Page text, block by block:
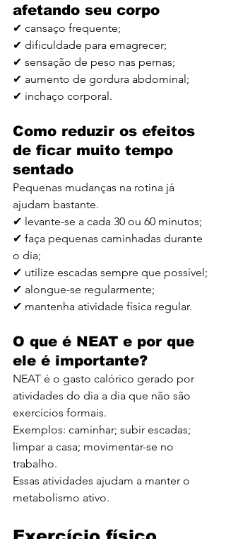
afetando seu corpo
✔ cansaço frequente;
✔ dificuldade para emagrecer;
✔ sensação de peso nas pernas;
✔ aumento de gordura abdominal;
✔ inchaço corporal.
Como reduzir os efeitos
de ficar muito tempo
sentado
Pequenas mudanças na rotina já
ajudam bastante.
✔ levante-se a cada 30 ou 60 minutos;
✔ faça pequenas caminhadas durante
o dia;
✔ utilize escadas sempre que possível;
✔ alongue-se regularmente;
✔ mantenha atividade física regular.
O que é NEAT e por que
ele é importante?
NEAT é o gasto calórico gerado por
atividades do dia a dia que não são
exercícios formais.
Exemplos: caminhar; subir escadas;
limpar a casa; movimentar-se no
trabalho.
Essas atividades ajudam a manter o
metabolismo ativo.